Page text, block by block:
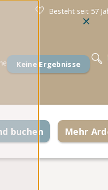
Besteht seit 57
Keine Ergebnisse
Français
buchen Mehr